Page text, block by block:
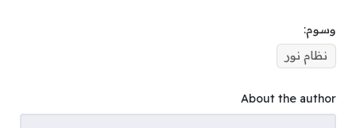
وسوم:
نظام نور
About the author